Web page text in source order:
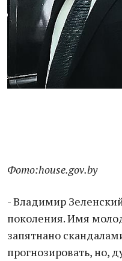
Фото:house.gov.by
- Владимир
поколения. Имя
запятнано
прогнозировать, но,